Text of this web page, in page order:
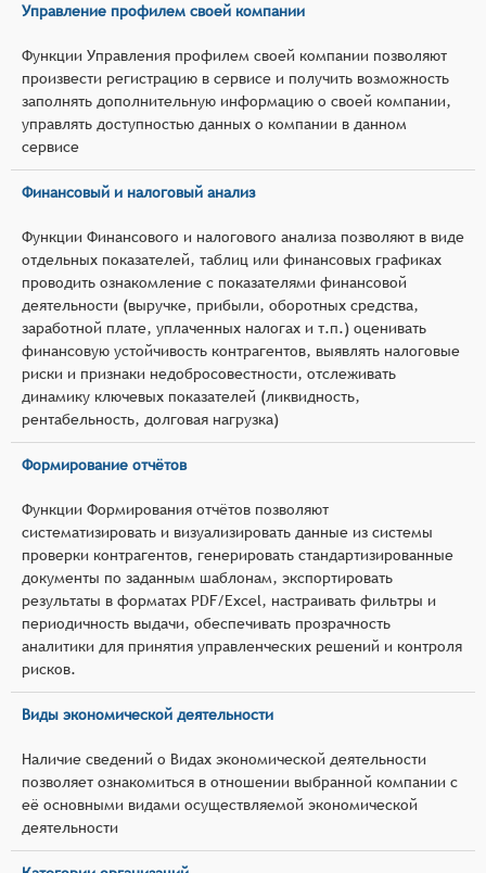
Управление профилем своей компании
Функции Управления профилем своей компании позволяют
произвести регистрацию в сервисе и получить возможность
заполнять дополнительную информацию о своей компании,
управлять доступностью данных о компании в данном
сервисе
Финансовый и налоговый анализ
Функции Финансового и налогового анализа позволяют в виде
отдельных показателей, таблиц или финансовых графиках
проводить ознакомление с показателями финансовой
деятельности (выручке, прибыли, оборотных средства,
заработной плате, уплаченных налогах и т.п.) оценивать
финансовую устойчивость контрагентов, выявлять налоговые
риски и признаки недобросовестности, отслеживать
динамику ключевых показателей (ликвидность,
рентабельность, долговая нагрузка)
Формирование отчётов
Функции Формирования отчётов позволяют
систематизировать и визуализировать данные из системы
проверки контрагентов, генерировать стандартизированные
документы по заданным шаблонам, экспортировать
результаты в форматах PDF/Excel, настраивать фильтры и
периодичность выдачи, обеспечивать прозрачность
аналитики для принятия управленческих решений и контроля
рисков.
Виды экономической деятельности
Наличие сведений о Видах экономической деятельности
позволяет ознакомиться в отношении выбранной компании с
её основными видами осуществляемой экономической
деятельности